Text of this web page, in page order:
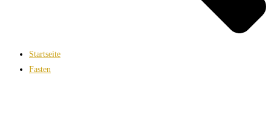
Startseite
Fasten